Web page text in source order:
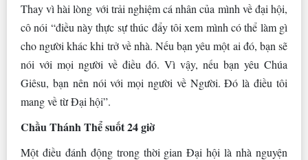
Thay vì hài lòng với trải nghiệm cá nhân của mình về đại hội,
cô nói “điều này thực sự thúc đẩy tôi xem mình có thể làm gì
cho người khác khi trở về nhà. Nếu bạn yêu một ai đó, bạn sẽ
nói với mọi người về điều đó. Vì vậy, nếu bạn yêu Chúa
Giêsu, bạn nên nói với mọi người về Người. Đó là điều tôi
mang về từ Đại hội”.
Chầu Thánh Thể suốt 24 giờ
Một điều đánh động trong thời gian Đại hội là nhà nguyện